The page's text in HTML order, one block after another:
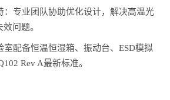
：专业团队协助优化设计，解决高温光
问题。
室配备恒温恒湿箱、振动台、ESD模拟
Rev A最新标准。